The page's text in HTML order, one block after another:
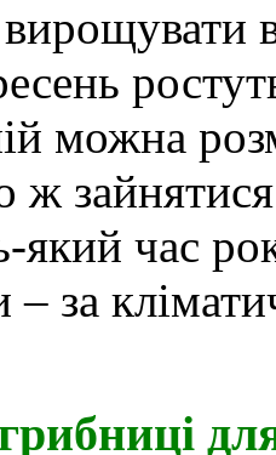
в
можна
який час
– за